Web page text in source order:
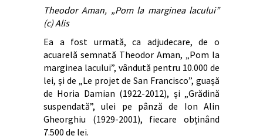
Theodor Aman, „Pom la marginea lacului”
(c) Alis
Ea a fost urmată, ca adjudecare, de o
acuarelă semnată Theodor Aman, „Pom la
marginea lacului”, vândută pentru 10.000 de
lei, și de „Le projet de San Francisco”, guașă
de Horia Damian (1922-2012), și „Grădină
suspendată”, ulei pe pânză de Ion Alin
Gheorghiu (1929-2001), fiecare obținând
7.500 de lei.